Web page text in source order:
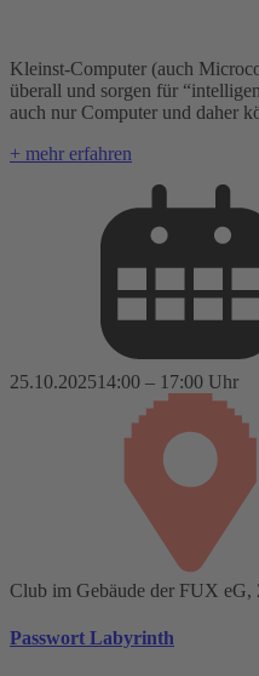
Kleinst-Computer (auch
überall und sorgen für
auch nur Computer und daher
+ mehr erfahren
25.10.202514:00 – 17:00 Uhr
Club im Gebäude der FUX eG,
Passwort Labyrinth